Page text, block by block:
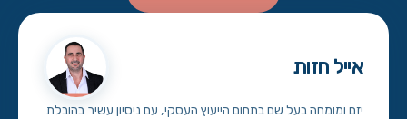
אייל חזות
יזם ומומחה בעל שם בתחום הייעוץ העסקי, עם ניסיון עשיר בהובלת